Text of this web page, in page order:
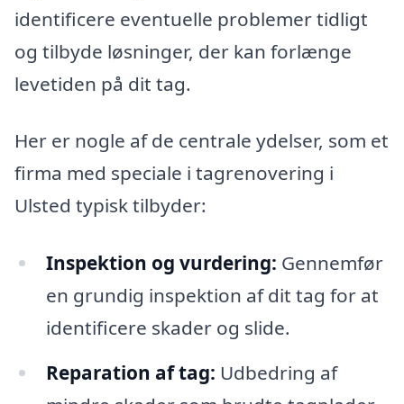
identificere eventuelle problemer tidligt
og tilbyde løsninger, der kan forlænge
levetiden på dit tag.
Her er nogle af de centrale ydelser, som et
firma med speciale i tagrenovering i
Ulsted typisk tilbyder:
Inspektion og vurdering: Gennemfør
en grundig inspektion af dit tag for at
identificere skader og slide.
Reparation af tag: Udbedring af